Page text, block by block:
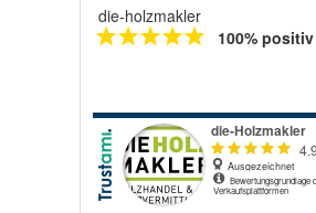
die-holzmakler
100% positiv